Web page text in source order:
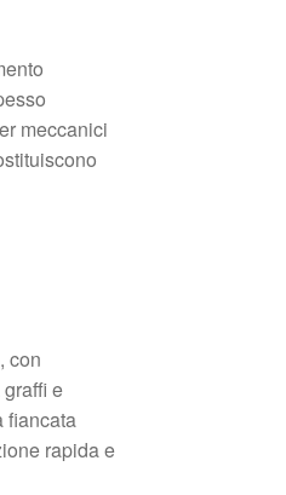
meccanici
con
e
fiancata
rapida e